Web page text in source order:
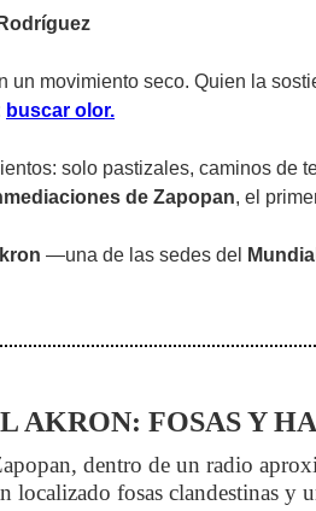
un movimiento seco. Quien la
buscar olor.
solo pastizales, caminos de
de Zapopan, el
—una de las sedes del